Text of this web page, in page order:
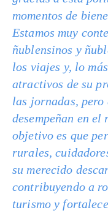
momentos de
Estamos muy
ñublensinos y
los viajes y, lo
atractivos de su
las jornadas, pero
desempeñan en
objetivo es que
rurales,
su merecido
contribuyendo a
turismo y